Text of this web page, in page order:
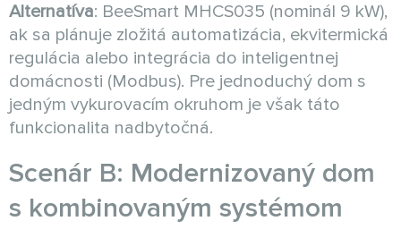
Alternatíva: BeeSmart MHCS035 (nominál 9 kW),
ak sa plánuje zložitá automatizácia, ekvitermická
regulácia alebo integrácia do inteligentnej
domácnosti (Modbus). Pre jednoduchý dom s
jedným vykurovacím okruhom je však táto
funkcionalita nadbytočná.
Scenár B: Modernizovaný dom
s kombinovaným systémom